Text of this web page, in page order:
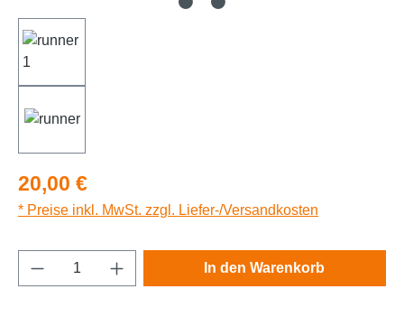
Regulärer Preis:
20,00 €
* Preise inkl. MwSt. zzgl. Liefer-/Versandkosten
Produkt Anzahl: Gib den gewünschten
In den Warenkorb